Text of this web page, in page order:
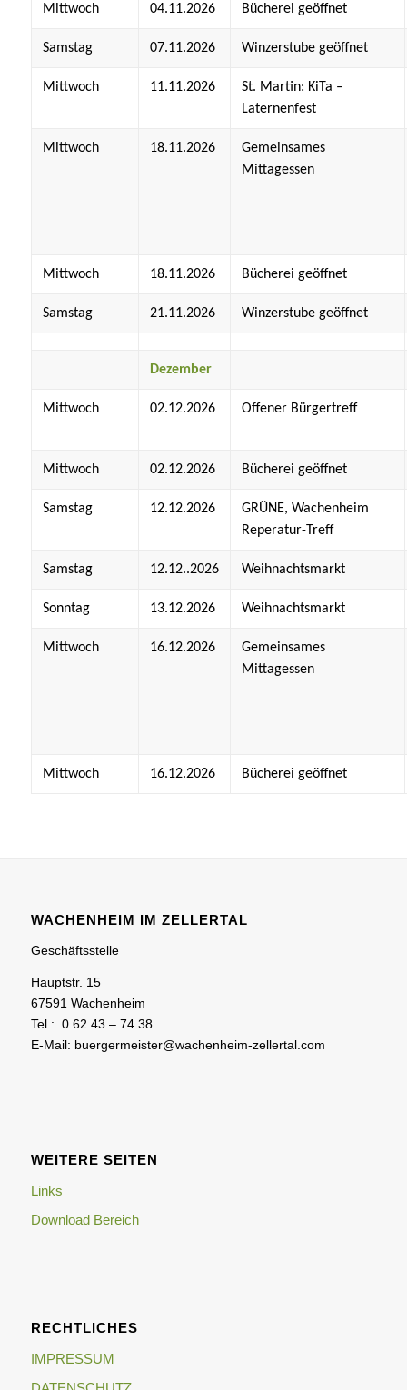
Mittwoch 04.11.2026 Bücherei geöffnet
Samstag 07.11.2026 Winzerstube geöffnet
Mittwoch 11.11.2026
St. Martin: KiTa –
Laternenfest
Mittwoch 18.11.2026
Gemeinsames
Mittagessen
Mittwoch 18.11.2026 Bücherei geöffnet
Samstag 21.11.2026 Winzerstube geöffnet
Dezember
Mittwoch 02.12.2026 Offener Bürgertreff
Mittwoch 02.12.2026 Bücherei geöffnet
Samstag 12.12.2026
GRÜNE, Wachenheim
Reperatur-Treff
Samstag 12.12..2026 Weihnachtsmarkt
Sonntag 13.12.2026 Weihnachtsmarkt
Mittwoch 16.12.2026
Gemeinsames
Mittagessen
Mittwoch 16.12.2026 Bücherei geöffnet
WACHENHEIM IM ZELLERTAL
Geschäftsstelle
Hauptstr. 15
67591 Wachenheim
Tel.: 0 62 43 – 74 38
E-Mail: buergermeister@wachenheim-zellertal.com
WEITERE SEITEN
Links
Download Bereich
RECHTLICHES
IMPRESSUM